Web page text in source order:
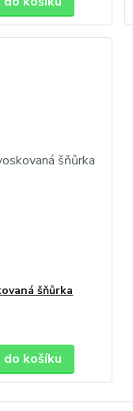
šňůrka
košíku